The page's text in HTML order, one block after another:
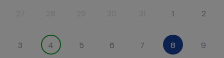
1 2
3 4 5 6 7 8 9